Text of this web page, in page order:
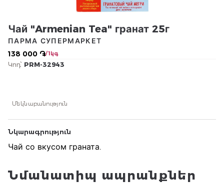
Чай "Armenian Tea" гранат 25г
138 000 ֏/ 1կգ
ПАРМА СУПЕРМАРКЕТ
Կոդ՝ PRM-32943
Մեկնաբանություն
Նկարագրություն
Чай со вкусом граната.
Նմանատիպ ապրանքներ